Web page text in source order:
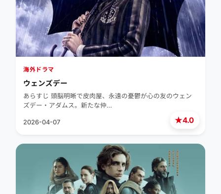
★4.0
海外ドラマ
ウェンズデー
あらすじ 頭脳明晰で皮肉屋、永遠の憂鬱が心の友のウェン
ズデー・アダムス。新たな仲…
2026-04-07